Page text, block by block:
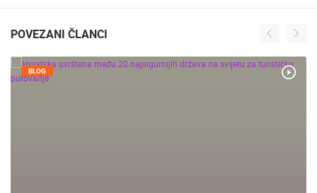
POVEZANI ČLANCI
BLOG